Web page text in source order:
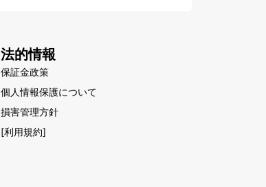
法的情報
保証金政策
個人情報保護について
損害管理方針
[利用規約]